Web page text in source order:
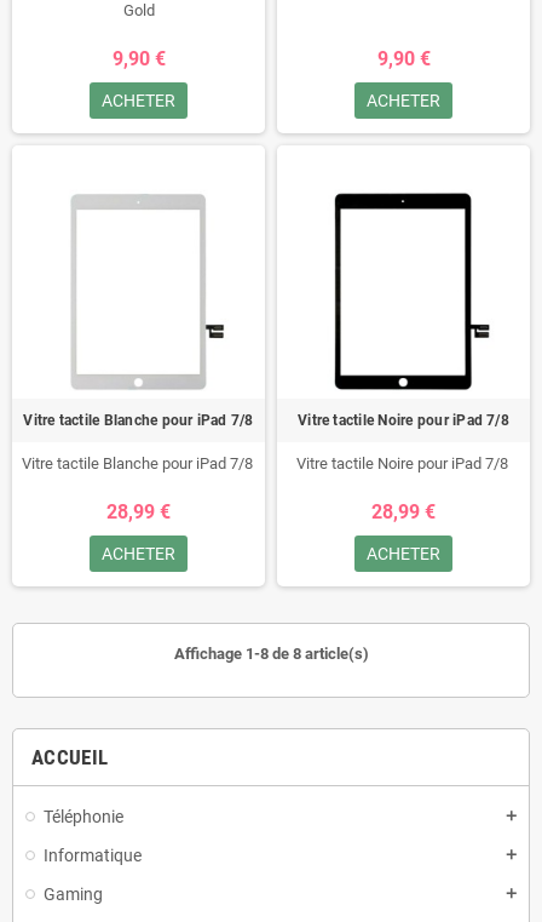
ACCUEIL
Téléphonie add
Informatique add
Gaming add
Gold
9,90 €
ACHETER
9,90 €
ACHETER
Vitre tactile Blanche pour iPad 7/8
Vitre tactile Blanche pour iPad 7/8
28,99 €
ACHETER
Vitre tactile Noire pour iPad 7/8
Vitre tactile Noire pour iPad 7/8
28,99 €
ACHETER
Affichage 1-8 de 8 article(s)